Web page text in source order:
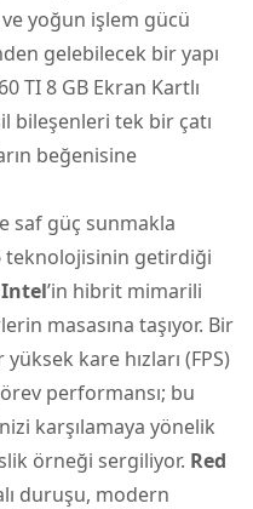
yoğun işlem gücü
gelebilecek bir yapı
TI 8 GB Ekran Kartlı
bileşenleri tek bir çatı
beğenisine
saf güç sunmakla
teknolojisinin getirdiği
Intel’in hibrit mimarili
masasına taşıyor. Bir
kare hızları (FPS)
performansı; bu
karşılamaya yönelik
örneği sergiliyor. Red
duruşu, modern